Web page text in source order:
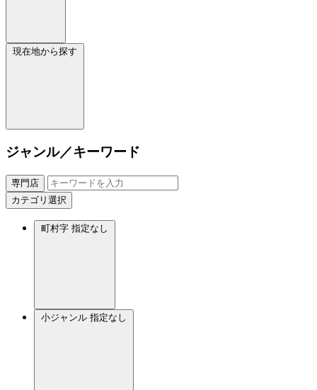
現在地から探す
ジャンル／キーワード
専門店
カテゴリ選択
町村字 指定なし
小ジャンル 指定なし